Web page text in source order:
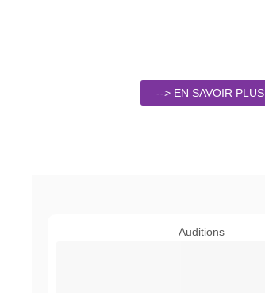
--> EN SAVOIR PLUS
Auditions